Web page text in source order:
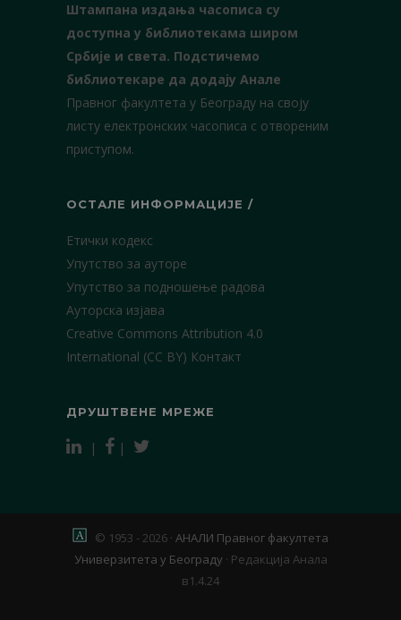
Штампана издања часописа су
доступна у библиотекама широм
Србије и света. Подстичемо
библиотекаре да додају Анале
Правног факултета у Београду на своју
листу електронских часописа с отвореним
приступом.
ОСТАЛЕ ИНФОРМАЦИЈЕ /
Етички кодекс
Упутство за ауторе
Упутство за подношење радова
Ауторска изјава
Creative Commons Attribution 4.0
International (CC BY) Контакт
ДРУШТВЕНЕ МРЕЖЕ
| |
© 1953 - 2026 · АНАЛИ Правног факултета
Универзитета у Београду · Редакција Анала
в1.4.24